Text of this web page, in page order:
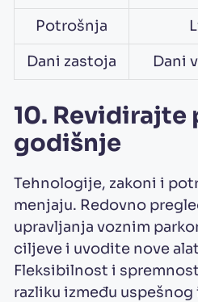
Potrošnja
Dani zastoja
Dani
10. Revidirajte
godišnje
Tehnologije, zakoni i
menjaju. Redovno
upravljanja voznim
ciljeve i uvodite nove
Fleksibilnost i
razliku između